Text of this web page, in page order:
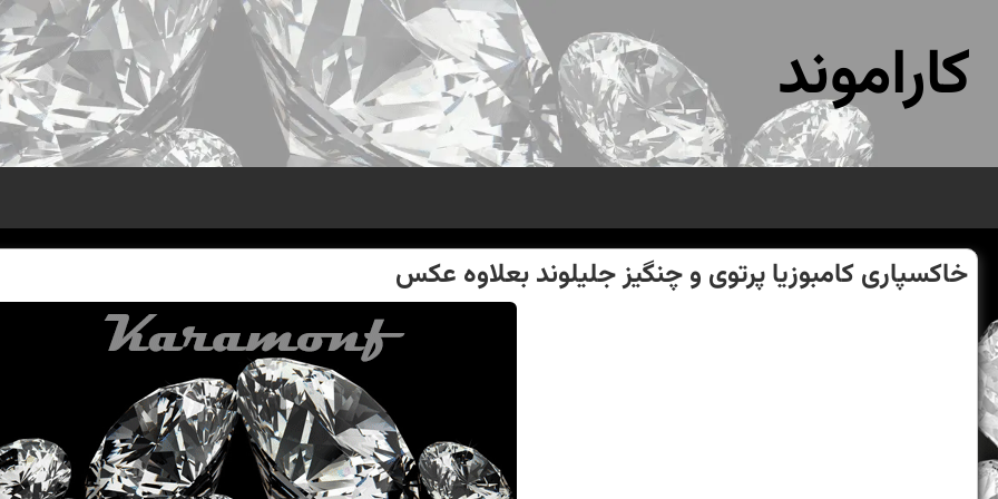
کاراموند
خاكسپاری كامبوزیا پرتوی و چنگیز جلیلوند بعلاوه عكس